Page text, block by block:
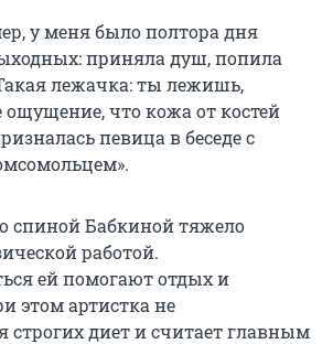
у меня было полтора дня
приняла душ, попила
лежачка: ты лежишь,
ощущение, что кожа от костей
певица в беседе с
спиной Бабкиной тяжело
работой.
ей помогают отдых и
этом артистка не
строгих диет и считает главным